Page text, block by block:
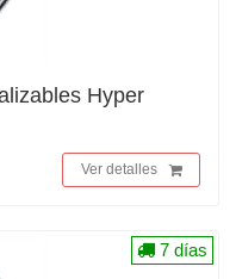
Hyper
Ver detalles
7 días